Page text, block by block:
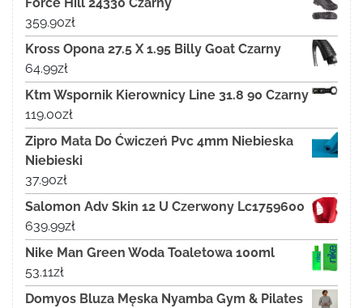
Force Hill 24330 Czarny
359.90zł
Kross Opona 27.5 X 1.95 Billy Goat Czarny
64.99zł
Ktm Wspornik Kierownicy Line 31.8 90 Czarny
119.00zł
Zipro Mata Do Ćwiczeń Pvc 4mm Niebieska
Niebieski
37.90zł
Salomon Adv Skin 12 U Czerwony Lc1759600
639.99zł
Nike Man Green Woda Toaletowa 100ml
53.11zł
Domyos Bluza Męska Nyamba Gym & Pilates